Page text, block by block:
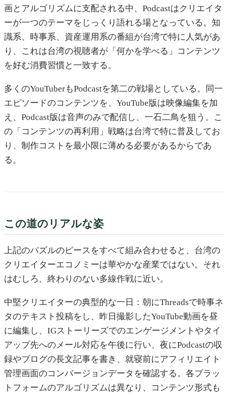
画とアルゴリズムに支配される中、Podcastはクリエイタ
ーが一つのテーマをじっくり語れる場となっている。知
識系、時事系、資産運用系の番組が台湾で特に人気があ
り、これは台湾の視聴者が「何かを学べる」コンテンツ
を好む消費習慣と一致する。
多くのYouTuberもPodcastを第二の戦場としている。同一
エピソードのコンテンツを、YouTube版は映像編集を加
え、Podcast版は音声のみで配信し、一石二鳥を狙う。こ
の「コンテンツの再利用」戦略は台湾で特に普及してお
り、制作コストを最小限に薄める必要があるからであ
る。
この道のリアルな姿
上記のパズルのピースをすべて組み合わせると、台湾の
クリエイターエコノミーは華やかな産業ではない。それ
はむしろ、終わりのない多線作戦に近い。
中堅クリエイターの典型的な一日：朝にThreadsで時事ネ
タのテキスト投稿をし、昨日撮影したYouTube動画を昼
に編集し、IGストーリーズでのエンゲージメントやタイ
アップ先へのメール対応を午後に行い、夜にPodcastの収
録やブログの長文記事を書き、就寝前にアフィリエイト
管理画面のコンバージョンデータを確認する。各プラッ
トフォームのアルゴリズムは異なり、コンテンツ形式も